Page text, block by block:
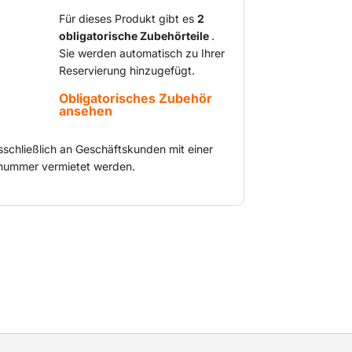
Funktionen. Der minimale
sorgt dafür, dass problemlos in
werden kann. Der Minibagger verfügt
viel Beinfreiheit und einen
Für dieses Produkt gibt es 2
obligatorische Zubehörteile .
Sie werden automatisch zu Ihrer
Reservierung hinzugefügt.
Obligatorisches Zubehör
ansehen
an Geschäftskunden mit einer
vermietet werden.